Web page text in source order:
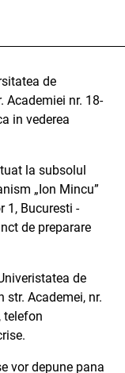
de
Academiei nr. 18-
in vederea
la subsolul
„Ion Mincu”
1, Bucuresti -
de preparare
de
str. Academei, nr.
telefon
vor depune pana